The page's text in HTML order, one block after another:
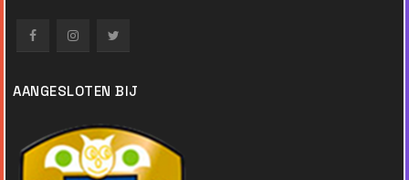
AANGESLOTEN BIJ